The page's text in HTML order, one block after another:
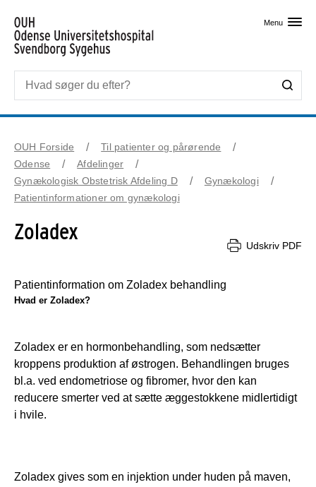
Menu
OUH Forside
Til patienter og pårørende
Odense
Afdelinger
Gynækologisk Obstetrisk Afdeling D
Gynækologi
Patientinformationer om gynækologi
Zoladex
Udskriv PDF
Patientinformation om Zoladex behandling
Hvad er Zoladex?
Zoladex er en hormonbehandling, som nedsætter
kroppens produktion af østrogen. Behandlingen bruges
bl.a. ved endometriose og fibromer, hvor den kan
reducere smerter ved at sætte æggestokkene midlertidigt
i hvile.
Zoladex gives som en injektion under huden på maven,